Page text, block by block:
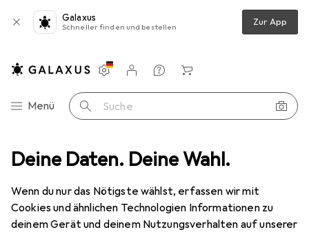
Deine Daten. Deine Wahl.
Wenn du nur das Nötigste wählst, erfassen wir mit
Cookies und ähnlichen Technologien Informationen zu
deinem Gerät und deinem Nutzungsverhalten auf unserer
Galaxus
Schneller finden und bestellen Zur App
Navigation nach Kategorien
Menü Suche
Einstellungen
Kundenkonto
Vergleichslisten
Merklisten
Warenkorb
+ Multimedia PC Komponenten RAM G.Skill Trident Z Neo
21 Bilder